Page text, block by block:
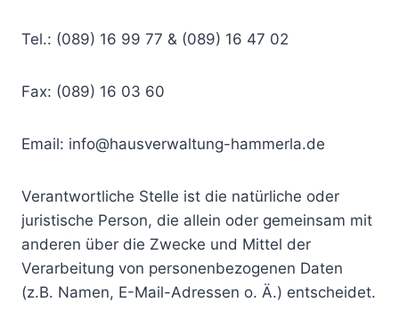
Tel.: (089) 16 99 77 & (089) 16 47 02
Fax: (089) 16 03 60
Email: info@hausverwaltung-hammerla.de
Verantwortliche Stelle ist die natürliche oder
juristische Person, die allein oder gemeinsam mit
anderen über die Zwecke und Mittel der
Verarbeitung von personenbezogenen Daten
(z.B. Namen, E-Mail-Adressen o. Ä.) entscheidet.